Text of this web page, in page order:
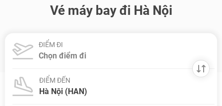
Vé máy bay đi Hà Nội
ĐIỂM ĐI
ĐIỂM ĐẾN